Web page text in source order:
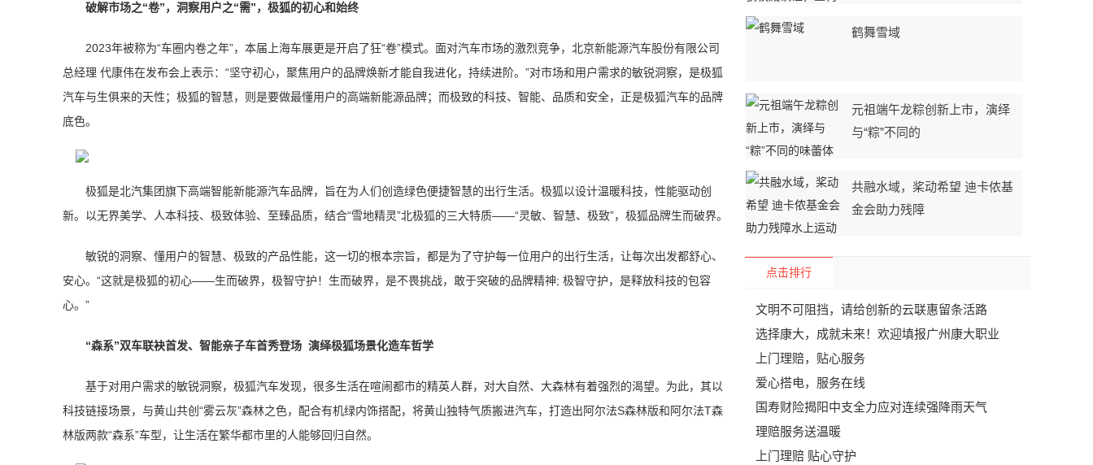
破解市场之“卷”，洞察用户之“需”，极狐的初心和始终
2023年被称为“车圈内卷之年”，本届上海车展更是开启了狂“卷”模式。面对汽车市场的激烈竞争，北京新能源汽车股份有限公司
总经理 代康伟在发布会上表示：“坚守初心，聚焦用户的品牌焕新才能自我进化，持续进阶。”对市场和用户需求的敏锐洞察，是极狐
汽车与生俱来的天性；极狐的智慧，则是要做最懂用户的高端新能源品牌；而极致的科技、智能、品质和安全，正是极狐汽车的品牌
底色。
极狐是北汽集团旗下高端智能新能源汽车品牌，旨在为人们创造绿色便捷智慧的出行生活。极狐以设计温暖科技，性能驱动创
新。以无界美学、人本科技、极致体验、至臻品质，结合“雪地精灵”北极狐的三大特质——“灵敏、智慧、极致”，极狐品牌生而破界。
敏锐的洞察、懂用户的智慧、极致的产品性能，这一切的根本宗旨，都是为了守护每一位用户的出行生活，让每次出发都舒心、
安心。“这就是极狐的初心——生而破界，极智守护！生而破界，是不畏挑战，敢于突破的品牌精神; 极智守护，是释放科技的包容
心。”
“森系”双车联袂首发、智能亲子车首秀登场 演绎极狐场景化造车哲学
基于对用户需求的敏锐洞察，极狐汽车发现，很多生活在喧闹都市的精英人群，对大自然、大森林有着强烈的渴望。为此，其以
科技链接场景，与黄山共创“雾云灰”森林之色，配合有机绿内饰搭配，将黄山独特气质搬进汽车，打造出阿尔法S森林版和阿尔法T森
林版两款“森系”车型，让生活在繁华都市里的人能够回归自然。
鹤舞雪域
元祖端午龙粽创新上市，演绎
与“粽”不同的
共融水域，桨动希望 迪卡侬基
金会助力残障
点击排行
文明不可阻挡，请给创新的云联惠留条活路
选择康大，成就未来！欢迎填报广州康大职业
上门理赔，贴心服务
爱心搭电，服务在线
国寿财险揭阳中支全力应对连续强降雨天气
理赔服务送温暖
上门理赔 贴心守护